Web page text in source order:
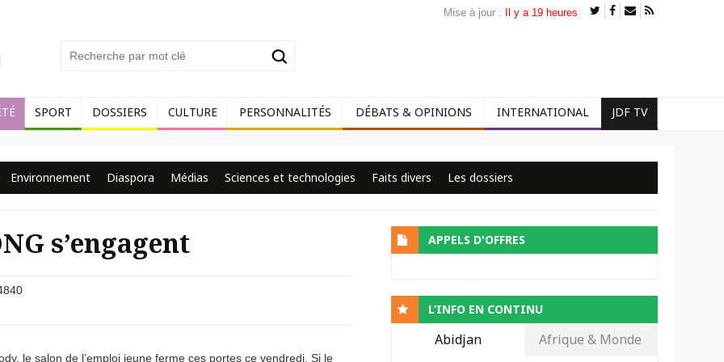
Mise à jour : Il y a 19 heures
SPORT DOSSIERS CULTURE PERSONNALITÉS DÉBATS & OPINIONS INTERNATIONAL JDF TV
Environnement Diaspora Médias Sciences et technologies Faits divers Les dossiers
s’engagent
le salon de l’emploi jeune ferme ces portes ce vendredi. Si le
APPELS D'OFFRES
L’INFO EN CONTINU
Abidjan Afrique & Monde